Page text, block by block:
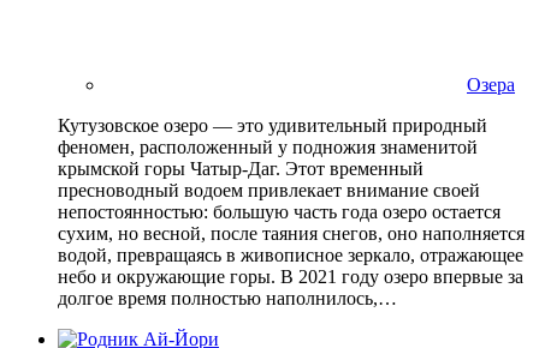
Озера
Кутузовское озеро — это удивительный природный
феномен, расположенный у подножия знаменитой
крымской горы Чатыр-Даг. Этот временный
пресноводный водоем привлекает внимание своей
непостоянностью: большую часть года озеро остается
сухим, но весной, после таяния снегов, оно наполняется
водой, превращаясь в живописное зеркало, отражающее
небо и окружающие горы. В 2021 году озеро впервые за
долгое время полностью наполнилось,…